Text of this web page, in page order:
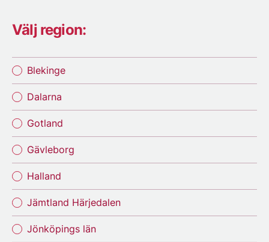
Välj region:
Blekinge
Dalarna
Gotland
Gävleborg
Halland
Jämtland Härjedalen
Jönköpings län